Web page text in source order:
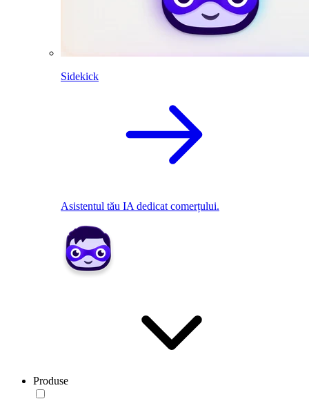
Sidekick
Asistentul tău IA dedicat comerțului.
Produse